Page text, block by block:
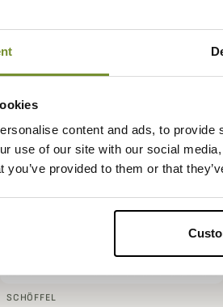
content and ads, to
use of our site with our social
you’ve provided to them or that
SCHÖFFEL